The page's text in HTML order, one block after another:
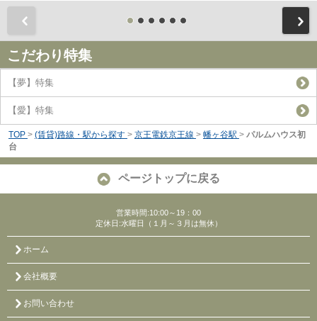
こだわり特集
【夢】特集
【愛】特集
TOP > (賃貸)路線・駅から探す > 京王電鉄京王線 > 幡ヶ谷駅 > パルムハウス初
台
ページトップに戻る
営業時間:10:00～19：00
定休日:水曜日（１月～３月は無休）
ホーム
会社概要
お問い合わせ